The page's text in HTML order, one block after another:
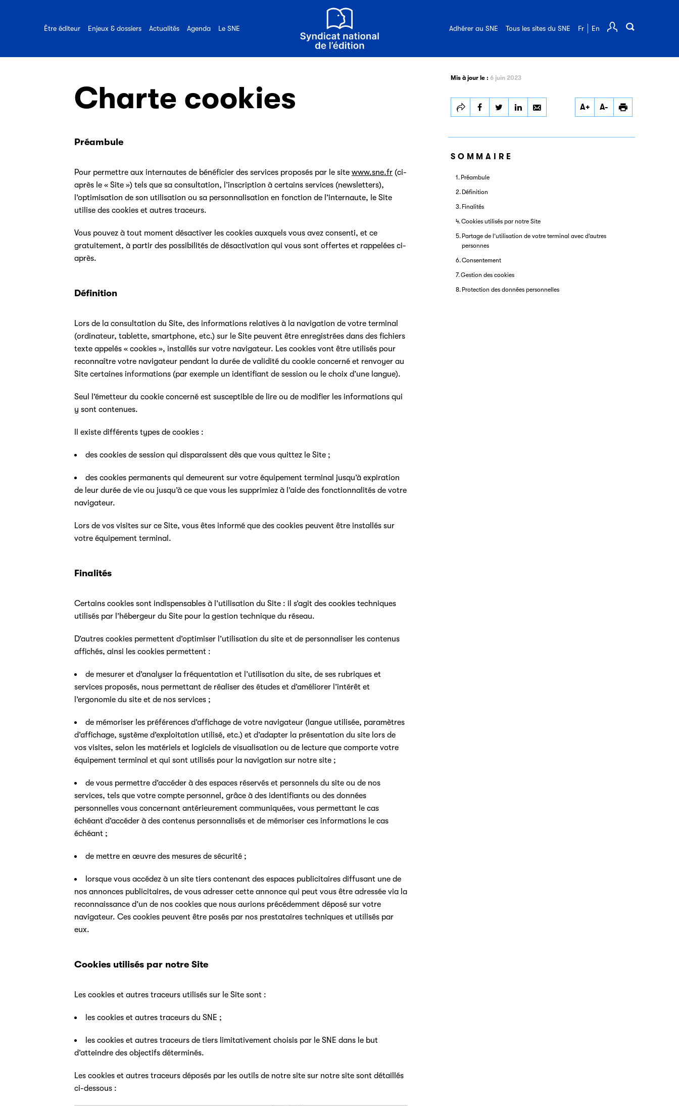
Être éditeur Enjeux & dossiers Actualités Agenda Le SNE Adhérer au SNE Tous les sites du SNE Fr En
sur le métier d’éditeur
Réaliser un livre
Commercialiser un livre
Métiers et formations
FAQ de l'édition
Promotion de la lecture
Prix unique du livre
Environnement
quotidien pour les éditeurs, le
livre et la lecture.
Le Festival du Livre de Paris
Charte cookies
Préambule
Pour permettre aux internautes de bénéficier des services proposés par le site www.sne.fr (ci-
après le « Site ») tels que sa consultation, l’inscription à certains services (newsletters),
l’optimisation de son utilisation ou sa personnalisation en fonction de l’internaute, le Site
utilise des cookies et autres traceurs.
Vous pouvez à tout moment désactiver les cookies auxquels vous avez consenti, et ce
gratuitement, à partir des possibilités de désactivation qui vous sont offertes et rappelées ci-
après.
Définition
Lors de la consultation du Site, des informations relatives à la navigation de votre terminal
(ordinateur, tablette, smartphone, etc.) sur le Site peuvent être enregistrées dans des fichiers
texte appelés « cookies », installés sur votre navigateur. Les cookies vont être utilisés pour
reconnaître votre navigateur pendant la durée de validité du cookie concerné et renvoyer au
Site certaines informations (par exemple un identifiant de session ou le choix d’une langue).
Seul l’émetteur du cookie concerné est susceptible de lire ou de modifier les informations qui
y sont contenues.
Il existe différents types de cookies :
des cookies de session qui disparaissent dès que vous quittez le Site ;
des cookies permanents qui demeurent sur votre équipement terminal jusqu’à expiration
de leur durée de vie ou jusqu’à ce que vous les supprimiez à l’aide des fonctionnalités de votre
navigateur.
Lors de vos visites sur ce Site, vous êtes informé que des cookies peuvent être installés sur
votre équipement terminal.
Finalités
Certains cookies sont indispensables à l’utilisation du Site : il s’agit des cookies techniques
utilisés par l’hébergeur du Site pour la gestion technique du réseau.
D’autres cookies permettent d’optimiser l’utilisation du site et de personnaliser les contenus
affichés, ainsi les cookies permettent :
de mesurer et d’analyser la fréquentation et l’utilisation du site, de ses rubriques et
services proposés, nous permettant de réaliser des études et d’améliorer l’intérêt et
l’ergonomie du site et de nos services ;
de mémoriser les préférences d’affichage de votre navigateur (langue utilisée, paramètres
d’affichage, système d’exploitation utilisé, etc.) et d’adapter la présentation du site lors de
vos visites, selon les matériels et logiciels de visualisation ou de lecture que comporte votre
équipement terminal et qui sont utilisés pour la navigation sur notre site ;
de vous permettre d’accéder à des espaces réservés et personnels du site ou de nos
services, tels que votre compte personnel, grâce à des identifiants ou des données
personnelles vous concernant antérieurement communiquées, vous permettant le cas
échéant d’accéder à des contenus personnalisés et de mémoriser ces informations le cas
échéant ;
de mettre en œuvre des mesures de sécurité ;
lorsque vous accédez à un site tiers contenant des espaces publicitaires diffusant une de
nos annonces publicitaires, de vous adresser cette annonce qui peut vous être adressée via la
reconnaissance d’un de nos cookies que nous aurions précédemment déposé sur votre
navigateur. Ces cookies peuvent être posés par nos prestataires techniques et utilisés par
eux.
Cookies utilisés par notre Site
Les cookies et autres traceurs utilisés sur le Site sont :
les cookies et autres traceurs du SNE ;
les cookies et autres traceurs de tiers limitativement choisis par le SNE dans le but
d’atteindre des objectifs déterminés.
Les cookies et autres traceurs déposés par les outils de notre site sur notre site sont détaillés
ci-dessous :
Mis à jour le : 6 juin 2023
Partager
Charte cookies
Partager
Charte cookies
Partager
Charte cookies
A+ A-
SOMMAIRE
Préambule
Définition
Finalités
Cookies utilisés par notre Site
Partage de l’utilisation de votre terminal avec d’autres
personnes
Consentement
Gestion des cookies
Protection des données personnelles